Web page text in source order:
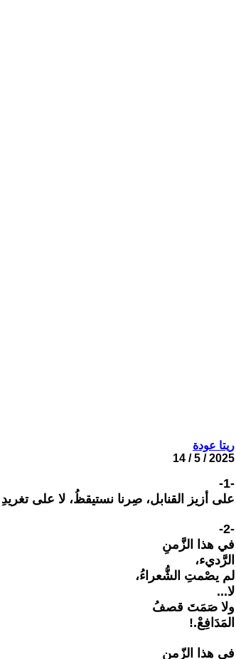
ريتا عودة
2025 / 5 / 14
-1-
على أزيز القنابل، صِرنا نستيقظُ، لا على تغريدِ
-2-
في هذا الزَّمنِ
الرَّديء،
لم يصْمتِ الشُّعراءُ،
لا...
ولا صَمَتَ قصفُ
المَدَافِعْ.!
في هذا الزّمنِ